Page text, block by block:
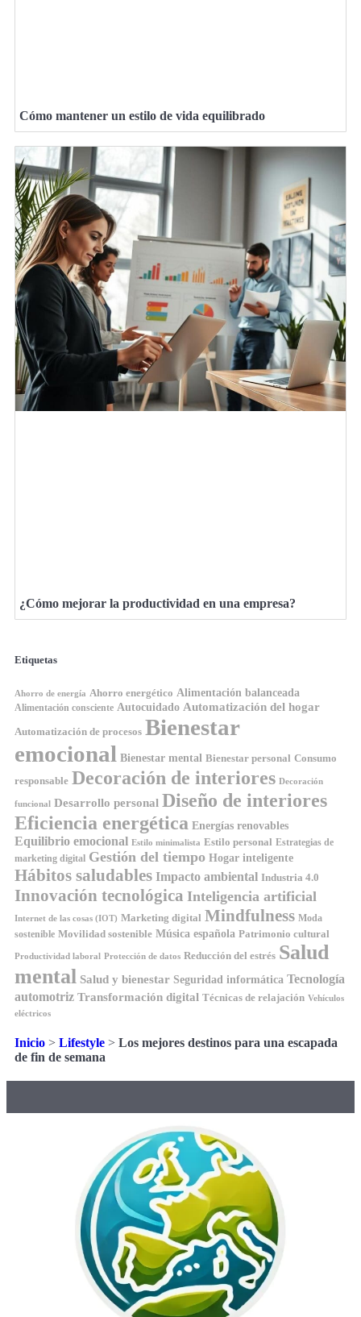
Cómo mantener un estilo de vida equilibrado
¿Cómo mejorar la productividad en una empresa?
Etiquetas
Ahorro de energía Ahorro energético Alimentación balanceada
Alimentación consciente Autocuidado Automatización del hogar
Automatización de procesos Bienestar
emocional Bienestar mental Bienestar personal Consumo
responsable Decoración de interiores Decoración
funcional Desarrollo personal Diseño de interiores
Eficiencia energética Energías renovables
Equilibrio emocional Estilo minimalista Estilo personal Estrategias de
marketing digital Gestión del tiempo Hogar inteligente
Hábitos saludables Impacto ambiental Industria 4.0
Innovación tecnológica Inteligencia artificial
Internet de las cosas (IOT) Marketing digital Mindfulness Moda
sostenible Movilidad sostenible Música española Patrimonio cultural
Productividad laboral Protección de datos Reducción del estrés Salud
mental Salud y bienestar Seguridad informática Tecnología
automotriz Transformación digital Técnicas de relajación Vehículos
eléctricos
Inicio > Lifestyle > Los mejores destinos para una escapada
de fin de semana